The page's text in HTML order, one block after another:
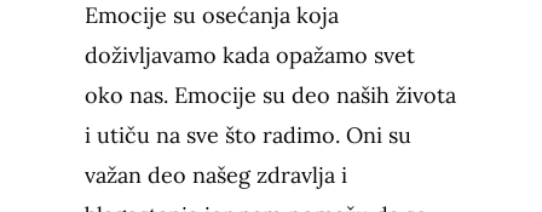
Emocije su osećanja koja
doživljavamo kada opažamo svet
oko nas. Emocije su deo naših života
i utiču na sve što radimo. Oni su
važan deo našeg zdravlja i